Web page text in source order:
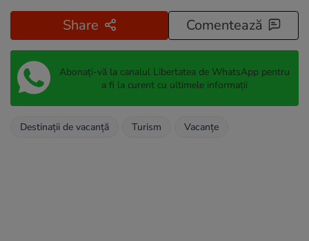
Share Comentează
Abonați-vă la canalul Libertatea de WhatsApp pentru
a fi la curent cu ultimele informații
Destinații de vacanță Turism Vacanțe